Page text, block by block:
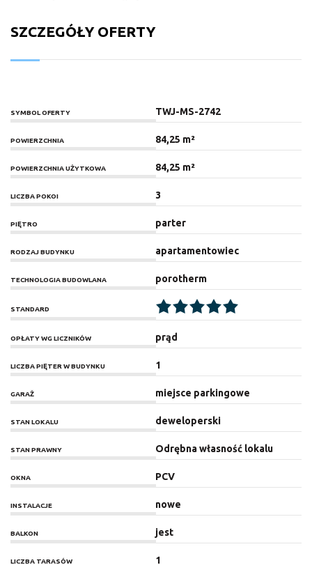
SZCZEGÓŁY OFERTY
SYMBOL OFERTY TWJ-MS-2742
POWIERZCHNIA 84,25 m²
POWIERZCHNIA UŻYTKOWA 84,25 m²
LICZBA POKOI 3
PIĘTRO parter
RODZAJ BUDYNKU apartamentowiec
TECHNOLOGIA BUDOWLANA porotherm
STANDARD
OPŁATY WG LICZNIKÓW prąd
LICZBA PIĘTER W BUDYNKU 1
GARAŻ miejsce parkingowe
STAN LOKALU deweloperski
STAN PRAWNY Odrębna własność lokalu
OKNA PCV
INSTALACJE nowe
BALKON jest
LICZBA TARASÓW 1